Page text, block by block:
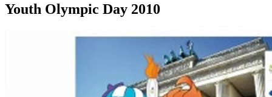
Youth Olympic Day 2010